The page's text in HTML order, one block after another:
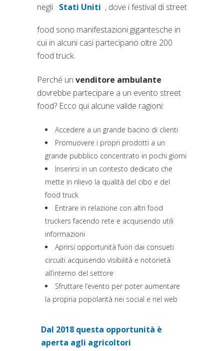
negli Stati Uniti
(si apre in una nuova scheda)
, dove i festival di street
food sono manifestazioni gigantesche in
cui in alcuni casi partecipano oltre 200
food truck.
Perché un venditore ambulante
dovrebbe partecipare a un evento street
food? Ecco qui alcune valide ragioni:
Accedere a un grande bacino di clienti
Promuovere i propri prodotti a un
grande pubblico concentrato in pochi giorni
Inserirsi in un contesto dedicato che
mette in rilievo la qualità del cibo e del
food truck
Entrare in relazione con altri food
truckers facendo rete e acquisendo utili
informazioni
Aprirsi opportunità fuori dai consueti
circuiti acquisendo visibilità e notorietà
all’interno del settore
Sfruttare l’evento per poter aumentare
la propria popolarità nei social e nel web
Dal 2018 questa opportunità è
aperta agli agricoltori(si apre in una nuova